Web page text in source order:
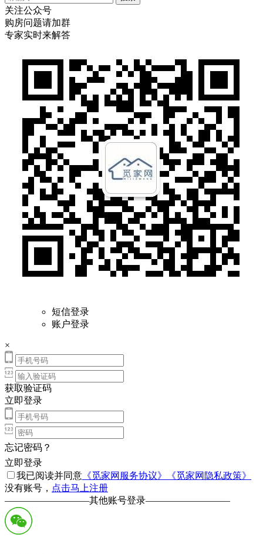
关注公众号
购房问题请加群
专家实时来解答
短信登录
账户登录
×
获取验证码
立即登录
忘记密码？
立即登录
我已阅读并同意 《觅家网服务协议》
《觅家网隐私政策》
没有账号， 点击马上注册
—————————其他账号登录—————————